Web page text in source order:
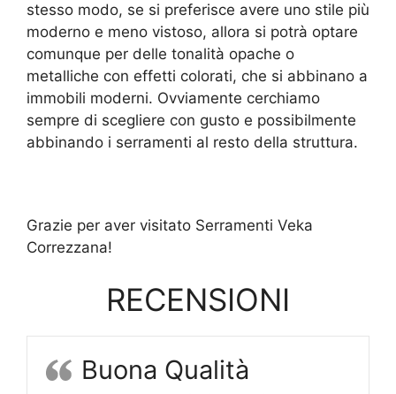
stesso modo, se si preferisce avere uno stile più
moderno e meno vistoso, allora si potrà optare
comunque per delle tonalità opache o
metalliche con effetti colorati, che si abbinano a
immobili moderni. Ovviamente cerchiamo
sempre di scegliere con gusto e possibilmente
abbinando i serramenti al resto della struttura.
Grazie per aver visitato Serramenti Veka
Correzzana!
RECENSIONI
Buona Qualità